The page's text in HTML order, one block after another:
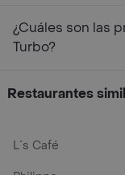
¿Cuáles son las
Turbo?
Restaurantes
L´s Café